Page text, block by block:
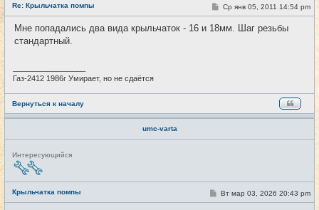
т
и
Re: Крыльчатка помпы #2
С
о
б
Ср янв 05, 2011 14:54 pm
Мне попадались два вида крыльчаток - 16 и 18мм. Шаг резьбы
стандартный.
Газ-2412 1986г Умирает, но не сдаётся
Вернуться к началу
umc-varta
Н
е
в
т
и
Интересующийся
Крыльчатка помпы #3
С
о
Вт мар 03, 2026 20:43 pm